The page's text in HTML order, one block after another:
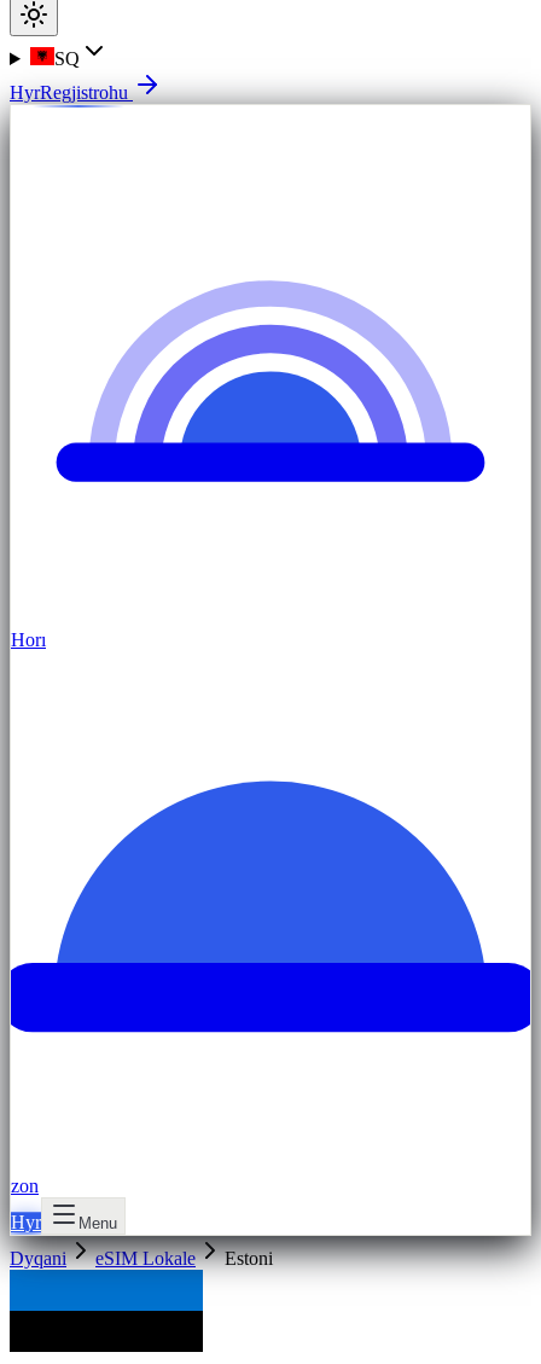
SQ
HyrRegjistrohu
Horı
zon
Hyr
Menu
Dyqani eSIM Lokale Estoni